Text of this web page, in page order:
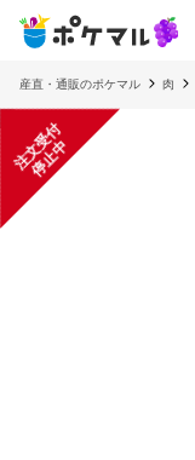
産直・通販のポケマル 肉
注
文
受
付
停
止
中